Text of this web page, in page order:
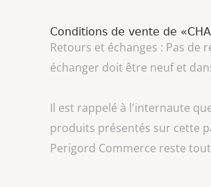
Conditions de vente de
Retours et échanges : Pas
échanger doit être neuf et
Il est rappelé à l'internaute
produits présentés sur cette
Perigord Commerce reste